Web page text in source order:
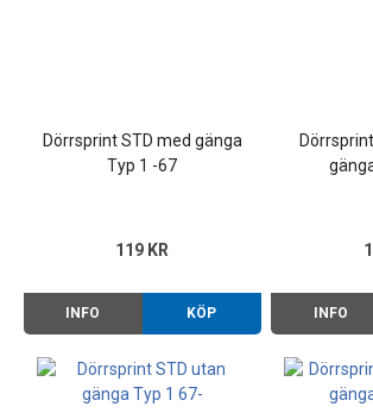
Dörrsprint STD med gänga
Typ 1 -67
119 KR
INFO KÖP INFO